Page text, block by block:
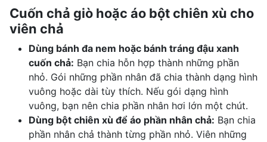
Cuốn chả giò hoặc áo bột chiên xù cho
viên chả
Dùng bánh đa nem hoặc bánh tráng đậu xanh
cuốn chả: Bạn chia hỗn hợp thành những phần
nhỏ. Gói những phần nhân đã chia thành dạng hình
vuông hoặc dài tùy thích. Nếu gói dạng hình
vuông, bạn nên chia phần nhân hơi lớn một chút.
Dùng bột chiên xù để áo phần nhân chả: Bạn chia
phần nhân chả thành từng phần nhỏ. Viên những